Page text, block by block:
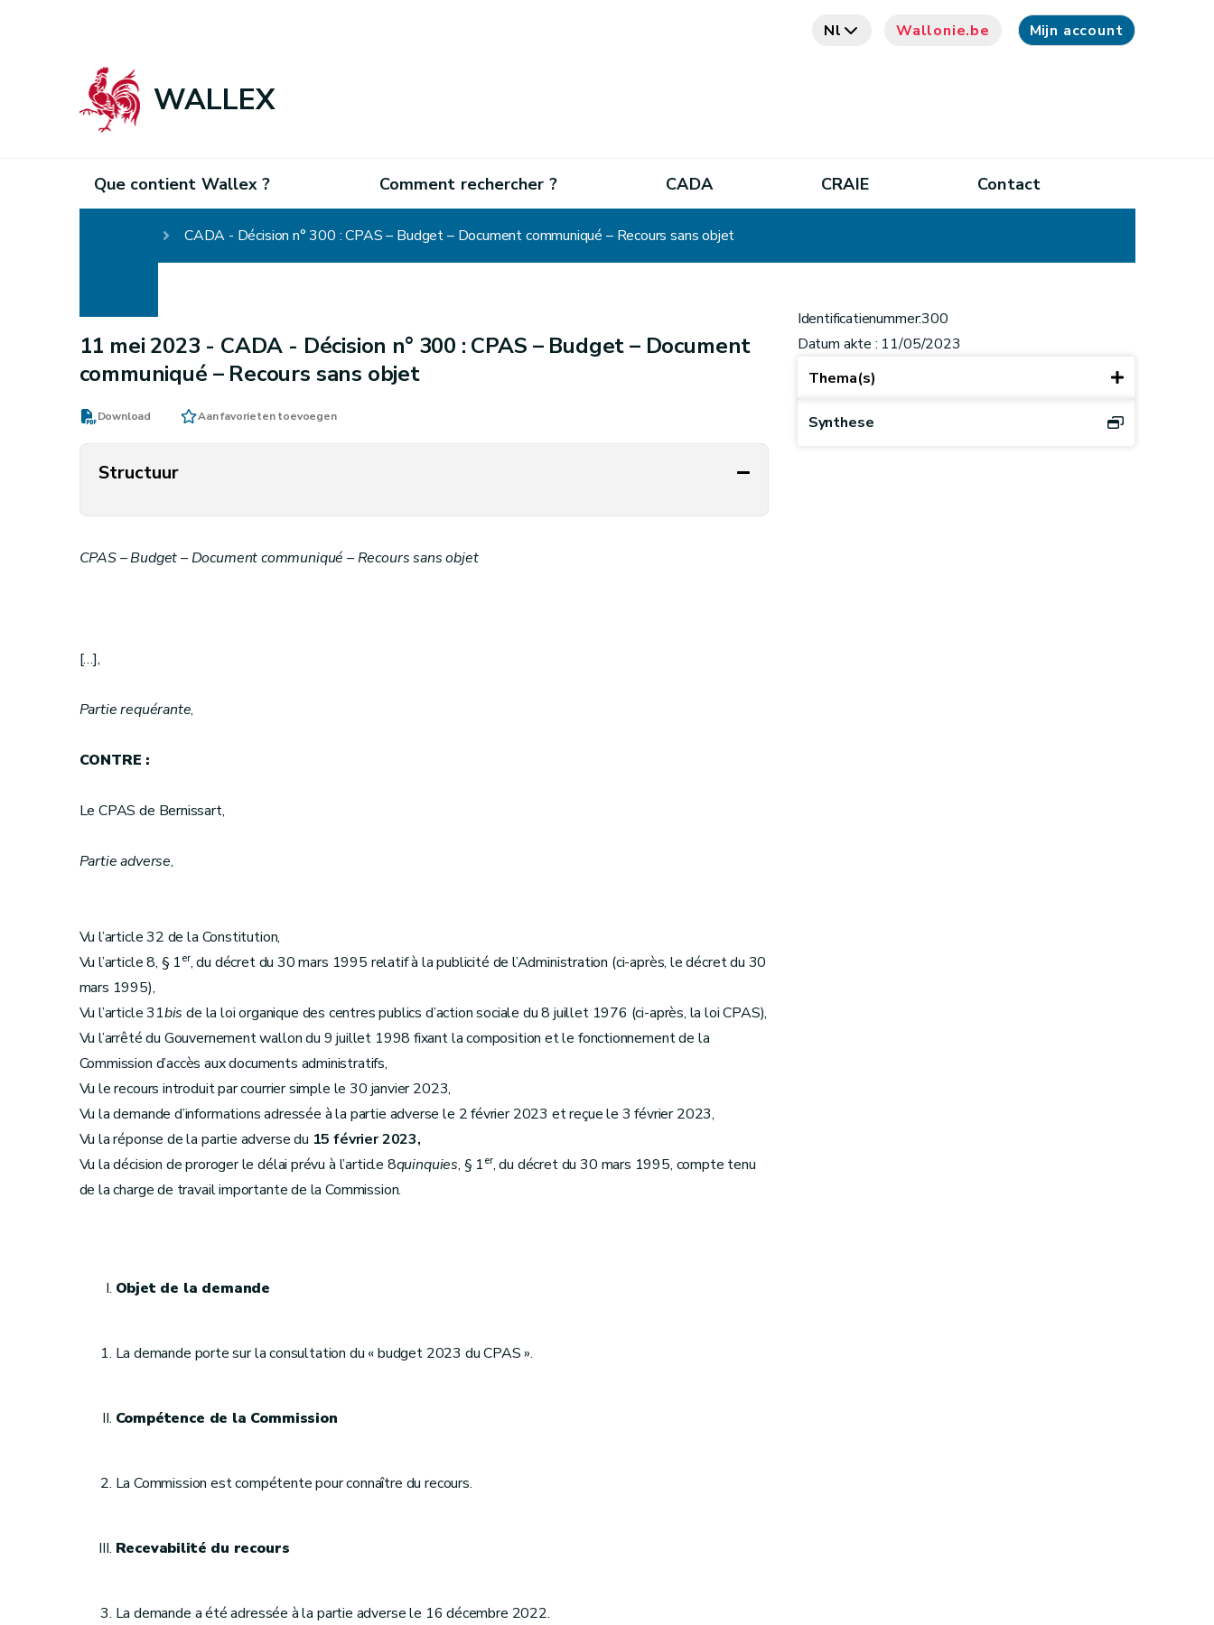
Nl Wallonie.be Mijn account
WALLEX
Que contient Wallex ? Comment rechercher ? CADA CRAIE Contact
CADA - Décision n° 300 : CPAS – Budget – Document communiqué – Recours sans objet
11 mei 2023 - CADA - Décision n° 300 : CPAS – Budget – Document
communiqué – Recours sans objet
Download Aan favorieten toevoegen
Structuur
CPAS – Budget – Document communiqué – Recours sans objet
[…],
Partie requérante,
CONTRE :
Le CPAS de Bernissart,
Partie adverse,
Vu l’article 32 de la Constitution,
Vu l’article 8, § 1er, du décret du 30 mars 1995 relatif à la publicité de l’Administration (ci-après, le décret du 30
mars 1995),
Vu l’article 31bis de la loi organique des centres publics d’action sociale du 8 juillet 1976 (ci-après, la loi CPAS),
Vu l’arrêté du Gouvernement wallon du 9 juillet 1998 fixant la composition et le fonctionnement de la
Commission d’accès aux documents administratifs,
Vu le recours introduit par courrier simple le 30 janvier 2023,
Vu la demande d’informations adressée à la partie adverse le 2 février 2023 et reçue le 3 février 2023,
Vu la réponse de la partie adverse du 15 février 2023,
Vu la décision de proroger le délai prévu à l’article 8quinquies, § 1er, du décret du 30 mars 1995, compte tenu
de la charge de travail importante de la Commission.
Objet de la demande
La demande porte sur la consultation du « budget 2023 du CPAS ».
Compétence de la Commission
La Commission est compétente pour connaître du recours.
Recevabilité du recours
La demande a été adressée à la partie adverse le 16 décembre 2022.
Identificatienummer:300
Datum akte : 11/05/2023
Thema(s)
Synthese